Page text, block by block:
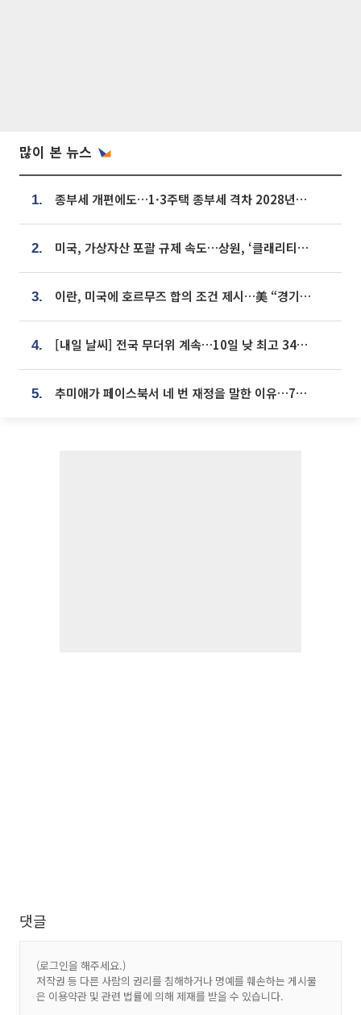
많이 본 뉴스
1. 종부세 개편에도…1·3주택 종부세 격차 2028년부터 확대
2. 미국, 가상자산 포괄 규제 속도…상원, ‘클래리티법’ 9월 절차투표 추진
3. 이란, 미국에 호르무즈 합의 조건 제시…美 “경기 아직 안 끝나” [종합]
4. [내일 날씨] 전국 무더위 계속…10일 낮 최고 34도 육박
5. 추미애가 페이스북서 네 번 재정을 말한 이유…7700억 추경 열쇠는 도의회에
댓글